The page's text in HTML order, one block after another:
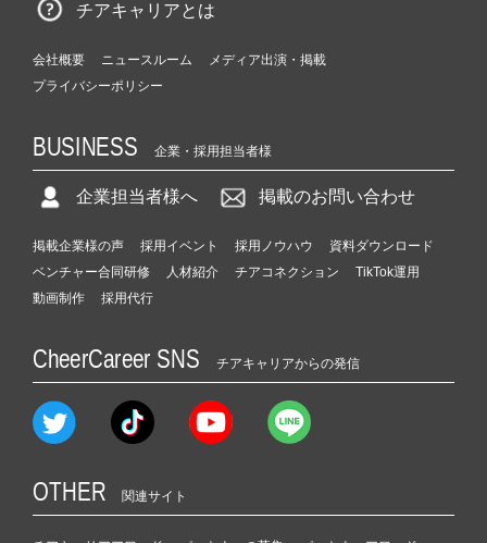
チアキャリアとは
会社概要 ニュースルーム
メディア出演・掲載
プライバシーポリシー
BUSINESS 企業・採用担当者様
企業担当者様へ 掲載のお問い合わせ
掲載企業様の声 採用イベント 採用ノウハウ
資料ダウンロード
ベンチャー合同研修
人材紹介 チアコネクション
TikTok運用
動画制作
採用代行
CheerCareer SNS チアキャリアからの発信
OTHER 関連サイト